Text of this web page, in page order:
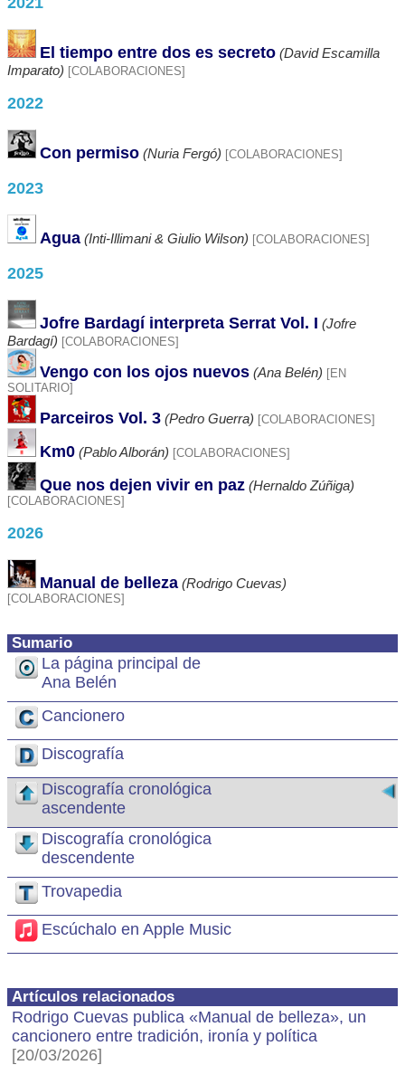
Sumario
La página principal de
Ana Belén
Cancionero
Discografía
Discografía cronológica
ascendente
Discografía cronológica
descendente
Trovapedia
Escúchalo en Apple Music
Artículos relacionados
Rodrigo Cuevas publica «Manual de belleza», un
cancionero entre tradición, ironía y política
[20/03/2026]
El tiempo entre dos es secreto (David Escamilla
Imparato)
[COLABORACIONES]
2022
Con permiso (Nuria Fergó) [COLABORACIONES]
2023
Agua (Inti-Illimani & Giulio Wilson) [COLABORACIONES]
2025
Jofre Bardagí interpreta Serrat Vol. I (Jofre
Bardagí)
[COLABORACIONES]
Vengo con los ojos nuevos (Ana Belén)
[EN
SOLITARIO]
Parceiros Vol. 3 (Pedro Guerra) [COLABORACIONES]
Km0 (Pablo Alborán) [COLABORACIONES]
Que nos dejen vivir en paz (Hernaldo Zúñiga)
[COLABORACIONES]
2026
Manual de belleza (Rodrigo Cuevas)
[COLABORACIONES]